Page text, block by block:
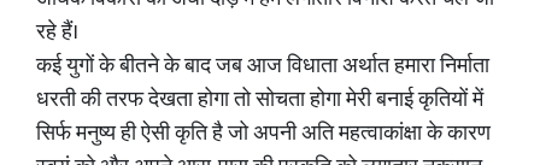
रहे हैं।
कई युगों के बीतने के बाद जब आज विधाता अर्थात हमारा निर्माता
धरती की तरफ देखता होगा तो सोचता होगा मेरी बनाई कृतियों में
सिर्फ मनुष्य ही ऐसी कृति है जो अपनी अति महत्वाकांक्षा के कारण